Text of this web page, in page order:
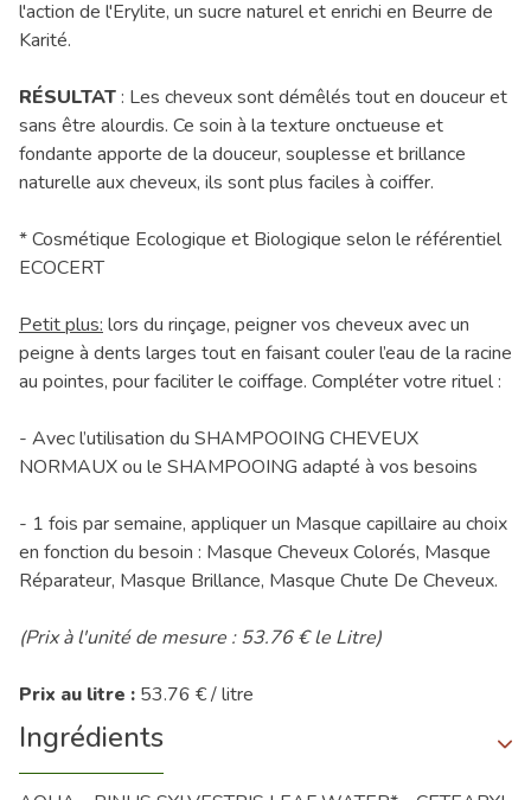
l'action de l'Erylite, un sucre naturel et enrichi en Beurre de
Karité.
RÉSULTAT: Les cheveux sont démêlés tout en douceur et
sans être alourdis. Ce soin à la texture onctueuse et
fondante apporte de la douceur, souplesse et brillance
naturelle aux cheveux, ils sont plus faciles à coiffer.
* Cosmétique Ecologique et Biologique selon le référentiel
ECOCERT
Petit plus: lors du rinçage, peigner vos cheveux avec un
peigne à dents larges tout en faisant couler l’eau de la racine
au pointes, pour faciliter le coiffage. Compléter votre rituel :
- Avec l’utilisation du SHAMPOOING CHEVEUX
NORMAUX ou le SHAMPOOING adapté à vos besoins
- 1 fois par semaine, appliquer un Masque capillaire au choix
en fonction du besoin : Masque Cheveux Colorés, Masque
Réparateur, Masque Brillance, Masque Chute De Cheveux.
(Prix à l'unité de mesure : 53.76 € le Litre)
Prix au litre : 53.76 € / litre
Ingrédients